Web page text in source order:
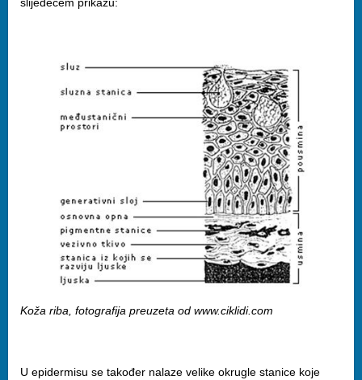
Koža riba, fotografija preuzeta od www.ciklidi.com
U epidermisu se također nalaze velike okrugle stanice koje